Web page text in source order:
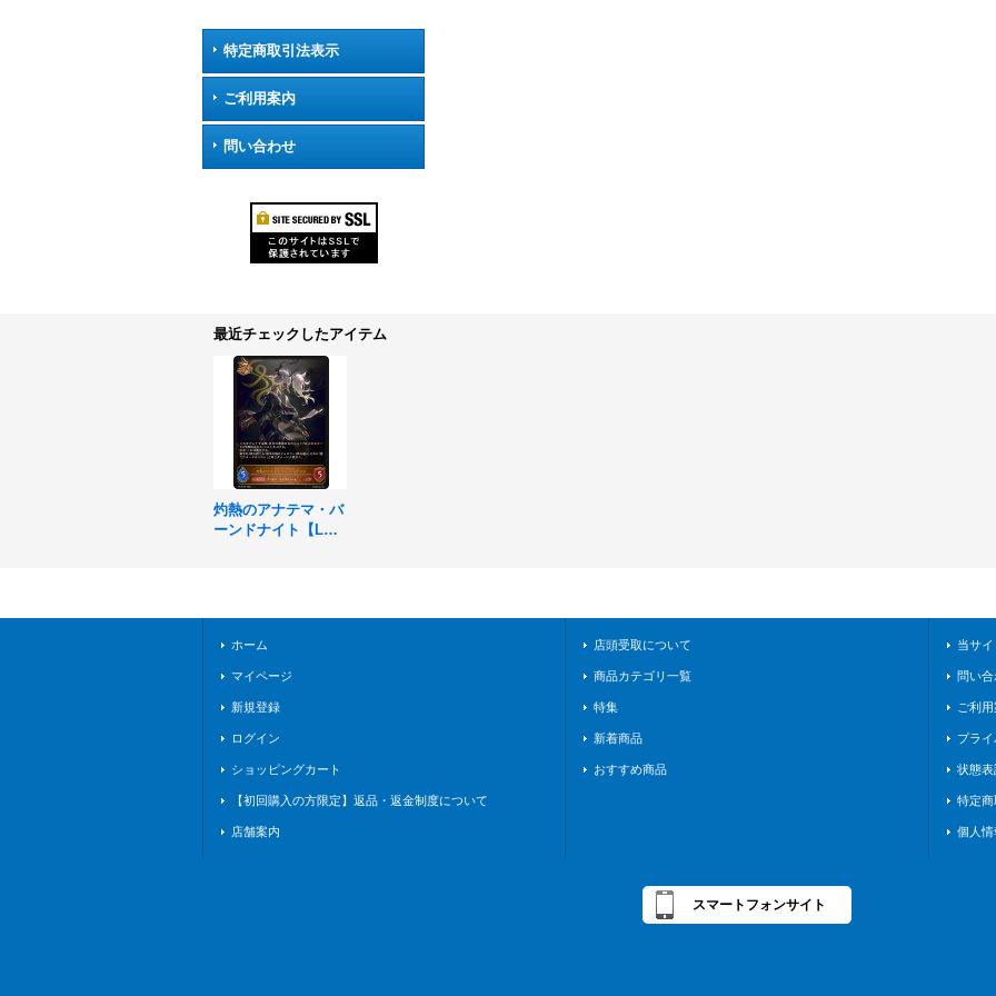
特定商取引法表示
ご利用案内
問い合わせ
最近チェックしたアイテム
灼熱のアナテマ・バ
ーンドナイト【L
ホーム
マイページ
新規登録
ログイン
ショッピングカート
【初回購入の方限定】返品・返金制度について
店舗案内
店頭受取について
商品カテゴリ一覧
特集
新着商品
おすすめ商品
当サ
問い合
ご利
プラ
状態表
特定
個人
スマートフォンサイト